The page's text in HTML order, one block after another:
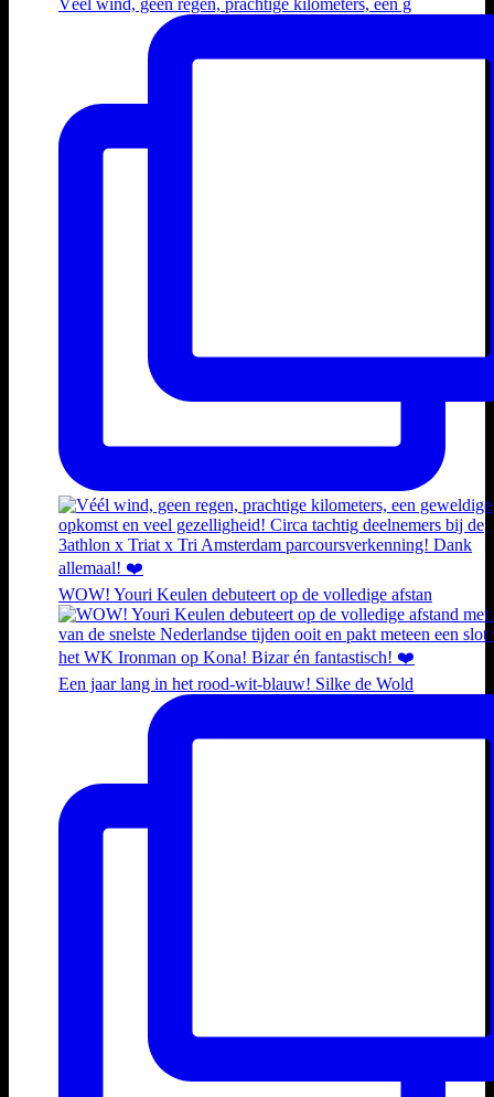
WOW! Youri Keulen debuteert op de volledige afstan
Een jaar lang in het rood-wit-blauw! Silke de Wold